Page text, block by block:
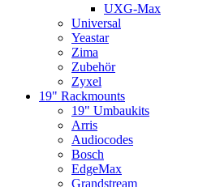
UXG-Max
Universal
Yeastar
Zima
Zubehör
Zyxel
19" Rackmounts
19" Umbaukits
Arris
Audiocodes
Bosch
EdgeMax
Grandstream